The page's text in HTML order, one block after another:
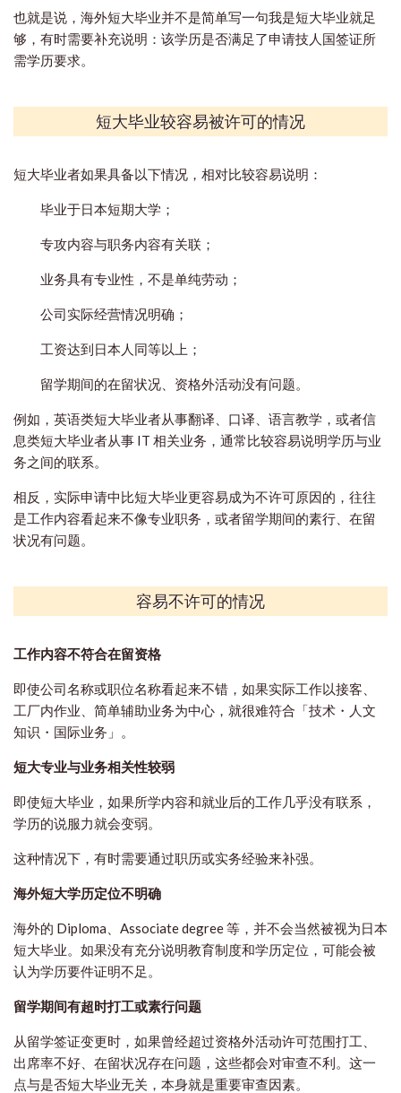
也就是说，海外短大毕业并不是简单写一句我是短大毕业就足
够，有时需要补充说明：该学历是否满足了申请技人国签证所
需学历要求。
短大毕业较容易被许可的情况
短大毕业者如果具备以下情况，相对比较容易说明：
毕业于日本短期大学；
专攻内容与职务内容有关联；
业务具有专业性，不是单纯劳动；
公司实际经营情况明确；
工资达到日本人同等以上；
留学期间的在留状况、资格外活动没有问题。
例如，英语类短大毕业者从事翻译、口译、语言教学，或者信
息类短大毕业者从事 IT 相关业务，通常比较容易说明学历与业
务之间的联系。
相反，实际申请中比短大毕业更容易成为不许可原因的，往往
是工作内容看起来不像专业职务，或者留学期间的素行、在留
状况有问题。
容易不许可的情况
工作内容不符合在留资格
即使公司名称或职位名称看起来不错，如果实际工作以接客、
工厂内作业、简单辅助业务为中心，就很难符合「技术・人文
知识・国际业务」。
短大专业与业务相关性较弱
即使短大毕业，如果所学内容和就业后的工作几乎没有联系，
学历的说服力就会变弱。
这种情况下，有时需要通过职历或实务经验来补强。
海外短大学历定位不明确
海外的 Diploma、Associate degree 等，并不会当然被视为日本
短大毕业。如果没有充分说明教育制度和学历定位，可能会被
认为学历要件证明不足。
留学期间有超时打工或素行问题
从留学签证变更时，如果曾经超过资格外活动许可范围打工、
出席率不好、在留状况存在问题，这些都会对审查不利。这一
点与是否短大毕业无关，本身就是重要审查因素。